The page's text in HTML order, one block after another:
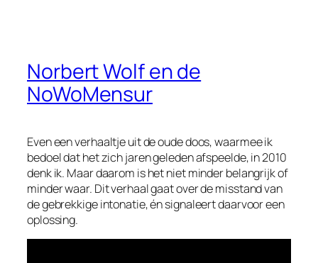
Norbert Wolf en de
NoWoMensur
Even een verhaaltje uit de oude doos, waarmee ik
bedoel dat het zich jaren geleden afspeelde, in 2010
denk ik. Maar daarom is het niet minder belangrijk of
minder waar. Dit verhaal gaat over de misstand van
de gebrekkige intonatie, én signaleert daarvoor een
oplossing.